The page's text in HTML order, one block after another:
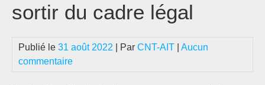
sortir du cadre légal
Publié le 31 août 2022 | Par CNT-AIT
Aucun
commentaire